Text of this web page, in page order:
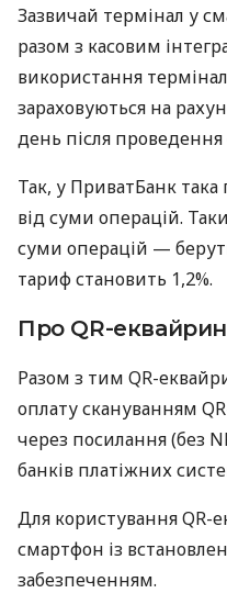
Зазвичай термінал у
разом з касовим
використання
зараховуються на
день після проведення
Так, у ПриватБанк
від суми операцій.
суми операцій —
тариф становить 1,2%.
Про QR-
Разом з тим QR-
оплату скануванням
через посилання (без
банків платіжних
Для користування QR-
смартфон із
забезпеченням.